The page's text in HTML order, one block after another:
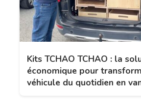
Kits TCHAO TCHAO : la
économique pour
véhicule du quotidien en